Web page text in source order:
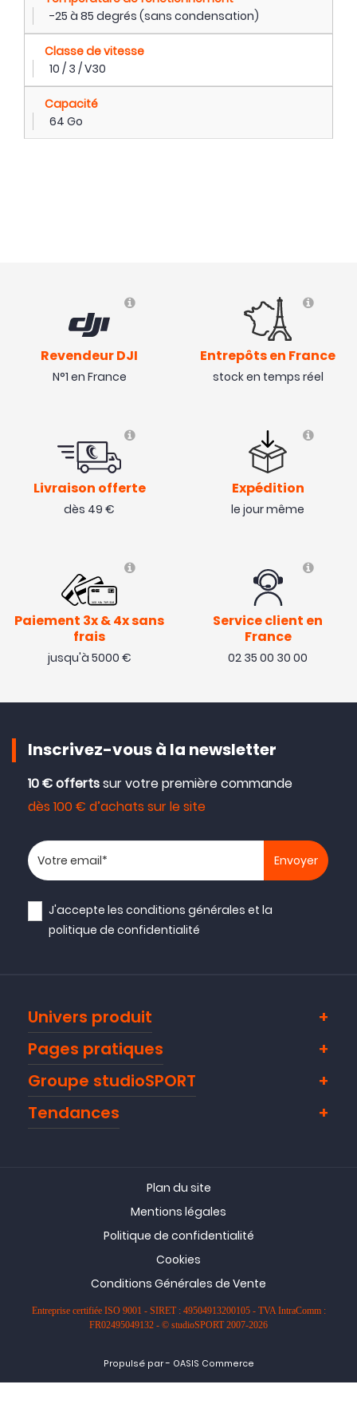
-25 à 85 degrés (sans condensation)
Classe de vitesse
10 / 3 / V30
Capacité
64 Go
Revendeur DJI
N°1 en France
Entrepôts en France
stock en temps réel
Livraison offerte
dès 49 €
Expédition
le jour même
Paiement 3x & 4x sans
frais
jusqu'à 5000 €
Service client en
France
02 35 00 30 00
Inscrivez-vous à la newsletter
10 € offertssur votre première commande
dès 100 € d’achats sur le site
Votre adresse email
J'accepte lesconditions générales et la
politique de confidentialité
Univers produit
Pages pratiques
Groupe studioSPORT
Tendances
Plan du site
Mentions légales
Politique de confidentialité
Cookies
Conditions Générales de Vente
Entreprise certifiée ISO 9001 - SIRET : 49504913200105 - TVA IntraComm :
FR02495049132 - © studioSPORT 2007-2026
Propulsé par- OASIS Commerce